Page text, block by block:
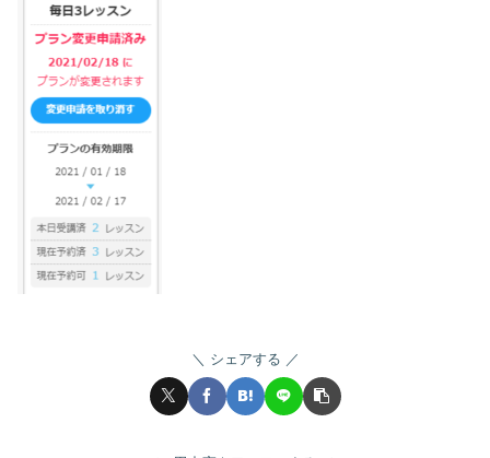
シェアする